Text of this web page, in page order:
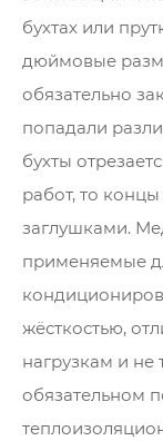
бухтах или
дюймовые
обязательно
попадали
бухты
работ, то
заглушками.
применяемые
жёсткостью,
нагрузкам и не
обязательном